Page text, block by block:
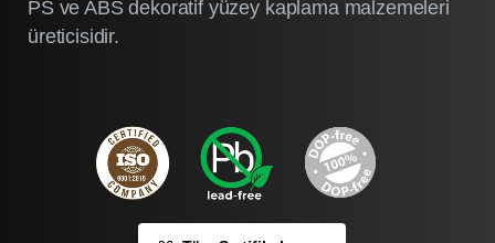
PS ve ABS dekoratif yüzey kaplama malzemeleri
üreticisidir.